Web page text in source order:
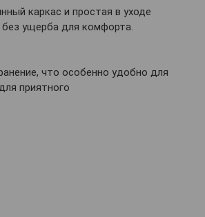
каркас и простая в уходе
без ущерба для комфорта.
что особенно удобно для
приятного